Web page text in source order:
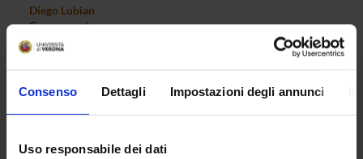
Consenso Dettagli Impostazioni degli annunci
Uso responsabile dei dati
Diego Lubian
Componente
Gianpaolo Mariutti
Martina Menon
Componente